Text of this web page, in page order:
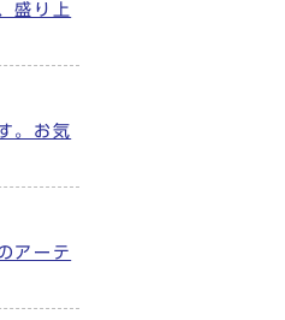
盛り上
。お気
アーテ